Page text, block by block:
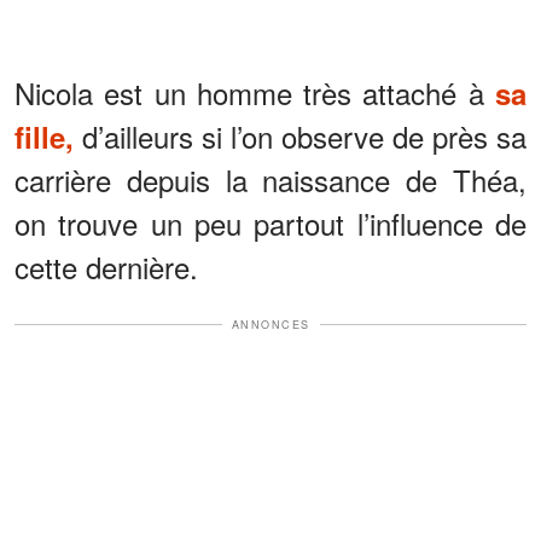
Nicola est un homme très attaché à sa
fille, d’ailleurs si l’on observe de près sa
carrière depuis la naissance de Théa,
on trouve un peu partout l’influence de
cette dernière.
ANNONCES